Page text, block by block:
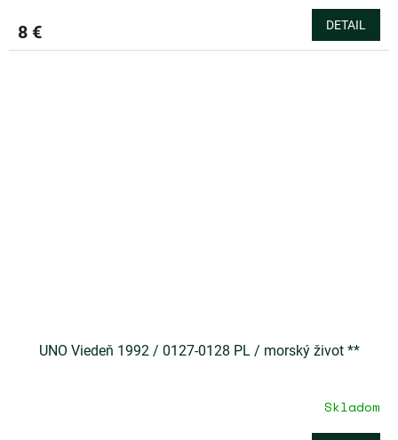
8 € DETAIL
UNO Viedeň 1992 / 0127-0128 PL / morský život **
Skladom